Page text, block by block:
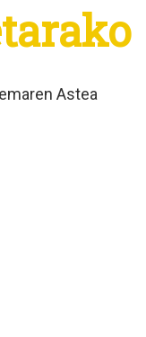
Astea